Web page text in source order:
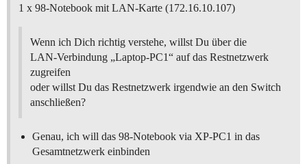
1 x 98-Notebook mit LAN-Karte (172.16.10.107)
Wenn ich Dich richtig verstehe, willst Du über die
LAN-Verbindung „Laptop-PC1“ auf das Restnetzwerk
zugreifen
oder willst Du das Restnetzwerk irgendwie an den Switch
anschließen?
Genau, ich will das 98-Notebook via XP-PC1 in das
Gesamtnetzwerk einbinden